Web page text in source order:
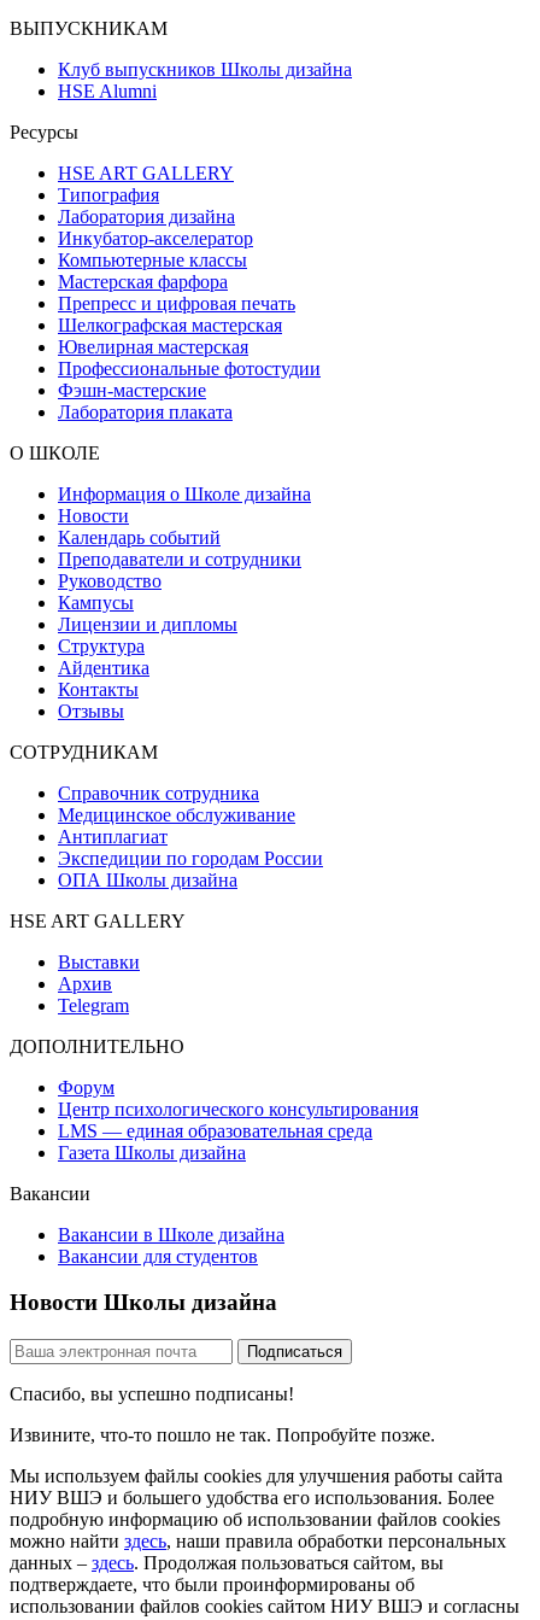
ВЫПУСКНИКАМ
Клуб выпускников Школы дизайна
HSE Alumni
Ресурсы
HSE ART GALLERY
Типография
Лаборатория дизайна
Инкубатор-акселератор
Компьютерные классы
Мастерская фарфора
Препресс и цифровая печать
Шелкографская мастерская
Ювелирная мастерская
Профессиональные фотостудии
Фэшн-мастерские
Лаборатория плаката
О ШКОЛЕ
Информация о Школе дизайна
Новости
Календарь событий
Преподаватели и сотрудники
Руководство
Кампусы
Лицензии и дипломы
Структура
Айдентика
Контакты
Отзывы
СОТРУДНИКАМ
Справочник сотрудника
Медицинское обслуживание
Антиплагиат
Экспедиции по городам России
ОПА Школы дизайна
HSE ART GALLERY
Выставки
Архив
Telegram
ДОПОЛНИТЕЛЬНО
Форум
Центр психологического консультирования
LMS — единая образовательная среда
Газета Школы дизайна
Вакансии
Вакансии в Школе дизайна
Вакансии для студентов
Новости Школы дизайна
Спасибо, вы успешно подписаны!
Извините, что-то пошло не так. Попробуйте позже.
Мы используем файлы cookies для улучшения работы сайта
НИУ ВШЭ и большего удобства его использования. Более
подробную информацию об использовании файлов cookies
можно найти здесь, наши правила обработки персональных
данных – здесь. Продолжая пользоваться сайтом, вы
подтверждаете, что были проинформированы об
использовании файлов cookies сайтом НИУ ВШЭ и согласны